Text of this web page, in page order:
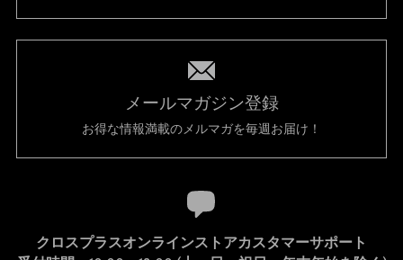
メールマガジン登録
お得な情報満載のメルマガを毎週お届け！
クロスプラスオンラインストアカスタマーサポート